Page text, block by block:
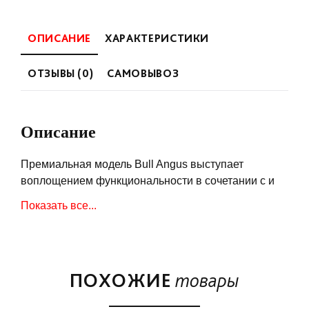
ОПИСАНИЕ ХАРАКТЕРИСТИКИ
ОТЗЫВЫ (0) САМОВЫВОЗ
Описание
Премиальная модель Bull Angus выступает
воплощением функциональности в сочетании с и
внутренняя подсветка котла.
Показать все...
ПОХОЖИЕ товары